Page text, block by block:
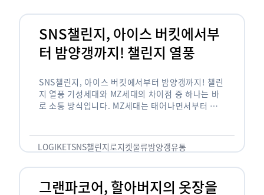
SNS챌린지, 아이스 버킷에서부
터 밤양갱까지! 챌린지 열풍
SNS챌린지, 아이스 버킷에서부터 밤양갱까지! 챌린
지 열풍 기성세대와 MZ세대의 차이점 중 하나는 바
로 소통 방식입니다. MZ세대는 태어나면서부터 디
도 능숙한 …
LOGIKETSNS챌린지로지켓물류밤양갱유통
그랜파코어, 할아버지의 옷장을